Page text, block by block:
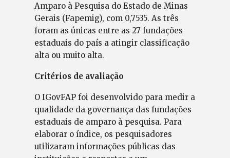
Amparo à Pesquisa do Estado de Minas
Gerais (Fapemig), com 0,7535. As três
foram as únicas entre as 27 fundações
estaduais do país a atingir classificação
alta ou muito alta.
Critérios de avaliação
O IGovFAP foi desenvolvido para medir a
qualidade da governança das fundações
estaduais de amparo à pesquisa. Para
elaborar o índice, os pesquisadores
utilizaram informações públicas das